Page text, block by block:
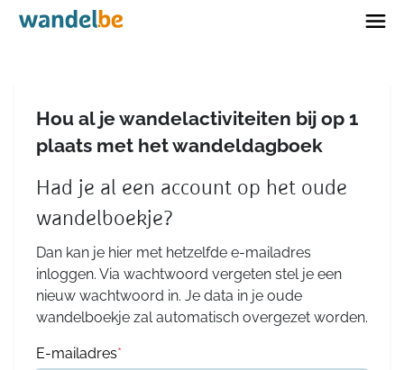
Home
Hou al je wandelactiviteiten bij op 1
plaats met het wandeldagboek
Had je al een account op het oude
wandelboekje?
Dan kan je hier met hetzelfde e-mailadres
inloggen. Via wachtwoord vergeten stel je een
nieuw wachtwoord in. Je data in je oude
wandelboekje zal automatisch overgezet worden.
E-mailadres*